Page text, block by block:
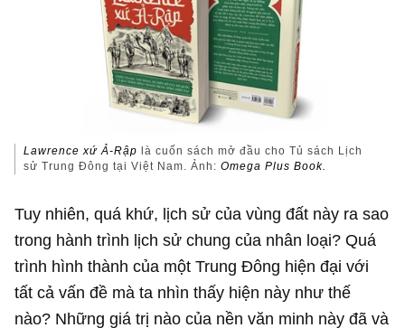
Lawrence xứ Ả-Rập
là cuốn sách mở đầu cho Tủ sách Lịch
sử Trung Đông tại Việt Nam. Ảnh:Omega Plus Book.
Tuy nhiên, quá khứ, lịch sử của vùng đất này ra sao
trong hành trình lịch sử chung của nhân loại? Quá
trình hình thành của một Trung Đông hiện đại với
tất cả vấn đề mà ta nhìn thấy hiện này như thế
nào? Những giá trị nào của nền văn minh này đã và